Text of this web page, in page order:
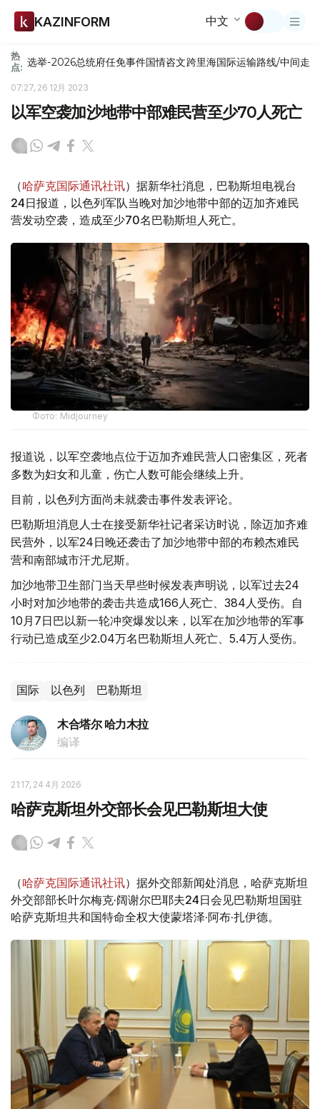
KAZINFORM 中文
热
点: 选举-2026总统府任免事件国情咨文跨里海国际运输路线/中间走廊
07:27, 26 12月 2023
以军空袭加沙地带中部难民营至少70人死亡
（哈萨克国际通讯社讯）据新华社消息，巴勒斯坦电视台
24日报道，以色列军队当晚对加沙地带中部的迈加齐难民
营发动空袭，造成至少70名巴勒斯坦人死亡。
Фото: Midjourney
报道说，以军空袭地点位于迈加齐难民营人口密集区，死者
多数为妇女和儿童，伤亡人数可能会继续上升。
目前，以色列方面尚未就袭击事件发表评论。
巴勒斯坦消息人士在接受新华社记者采访时说，除迈加齐难
民营外，以军24日晚还袭击了加沙地带中部的布赖杰难民
营和南部城市汗尤尼斯。
加沙地带卫生部门当天早些时候发表声明说，以军过去24
小时对加沙地带的袭击共造成166人死亡、384人受伤。自
10月7日巴以新一轮冲突爆发以来，以军在加沙地带的军事
行动已造成至少2.04万名巴勒斯坦人死亡、5.4万人受伤。
国际 以色列 巴勒斯坦
木合塔尔 哈力木拉
编译
21:17, 24 4月 2026
哈萨克斯坦外交部长会见巴勒斯坦大使
（哈萨克国际通讯社讯）据外交部新闻处消息，哈萨克斯坦
外交部部长叶尔梅克·阔谢尔巴耶夫24日会见巴勒斯坦国驻
哈萨克斯坦共和国特命全权大使蒙塔泽·阿布·扎伊德。